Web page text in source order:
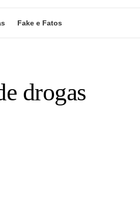
Fake e Fatos
drogas